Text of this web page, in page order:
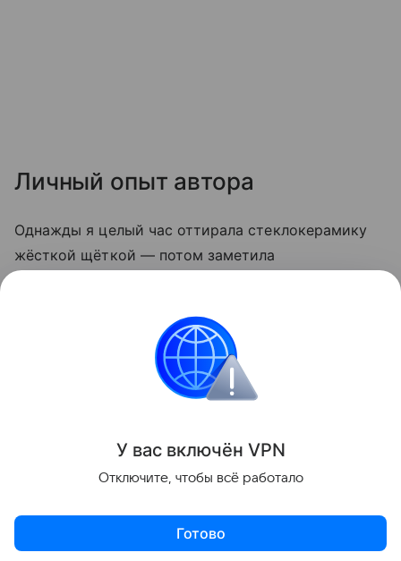
Личный опыт автора
Однажды я целый час оттирала стеклокерамику
жёсткой щёткой — потом заметила
стороной губки и содой. Теперь плита выглядит
опрятно даже после самых «бурных» блюд.
Актуальное Топ дня Видео Приложение
У вас включён VPN
Отключите, чтобы всё работало
Готово